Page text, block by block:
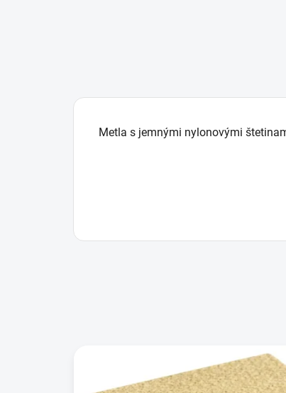
Metla s jemnými nylonovými